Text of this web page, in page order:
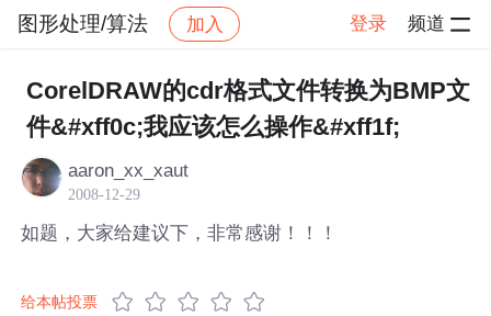
图形处理/算法 加入 登录 频道
社区 图形处理/算法 帖子详情
CorelDRAW的cdr格式文件转换为BMP文
件&#xff0c;我应该怎么操作&#xff1f;
aaron_xx_xaut
2008-12-29
如题，大家给建议下，非常感谢！！！
给本帖投票